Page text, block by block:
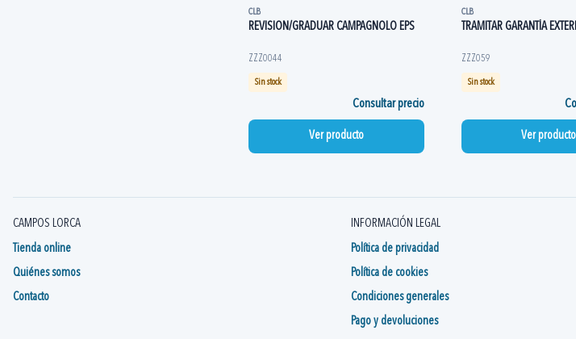
CLB
REVISION/GRADUAR CAMPAGNOLO EPS
ZZZ0044
Sin stock
Consultar precio
Ver producto
CLB
TRAMITAR GARANTÍA
ZZZ059
Sin stock
Ver producto
CAMPOS LORCA
Tienda online
Quiénes somos
Contacto
INFORMACIÓN LEGAL
Política de privacidad
Política de cookies
Condiciones generales
Pago y devoluciones